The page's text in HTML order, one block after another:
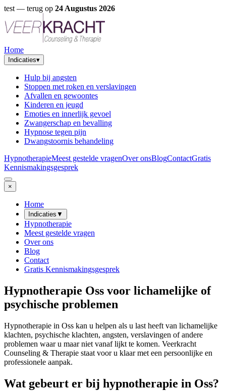
test — terug op 24 Augustus 2026
Home
Indicaties▾
Hulp bij angsten
Stoppen met roken en verslavingen
Afvallen en gewoontes
Kinderen en jeugd
Emoties en innerlijk gevoel
Zwangerschap en bevalling
Hypnose tegen pijn
Dwangstoornis behandeling
HypnotherapieMeest gestelde vragenOver onsBlogContactGratis
Kennismakingsgesprek
×
Home
Indicaties ▼
Hypnotherapie
Meest gestelde vragen
Over ons
Blog
Contact
Gratis Kennismakingsgesprek
Hypnotherapie Oss voor lichamelijke of
psychische problemen
Hypnotherapie in Oss kan u helpen als u last heeft van lichamelijke
klachten, psychische klachten, angsten, verslavingen of andere
problemen waar u maar niet vanaf lijkt te komen. Veerkracht
Counseling & Therapie staat voor u klaar met een persoonlijke en
professionele aanpak.
Wat gebeurt er bij hypnotherapie in Oss?